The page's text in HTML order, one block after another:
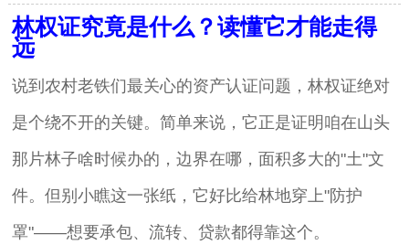
林权证究竟是什么？读懂它才能走得
远
说到农村老铁们最关心的资产认证问题，林权证绝对
是个绕不开的关键。简单来说，它正是证明咱在山头
那片林子啥时候办的，边界在哪，面积多大的"土"文
件。但别小瞧这一张纸，它好比给林地穿上"防护
罩"——想要承包、流转、贷款都得靠这个。